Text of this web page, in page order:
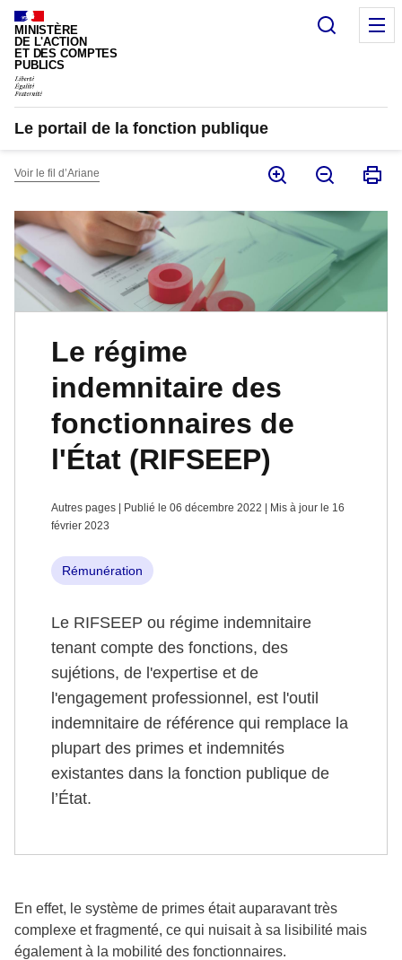
Panneau de gestion des cookies
MINISTÈRE
DE L'ACTION
ET DES COMPTES
PUBLICS
Le portail de la fonction publique
Voir le fil d’Ariane
Le régime
indemnitaire des
fonctionnaires de
l'État (RIFSEEP)
Autres pages | Publié le 06 décembre 2022 | Mis à jour le 16
février 2023
Rémunération
Le RIFSEEP ou régime indemnitaire
tenant compte des fonctions, des
sujétions, de l'expertise et de
l'engagement professionnel, est l'outil
indemnitaire de référence qui remplace la
plupart des primes et indemnités
existantes dans la fonction publique de
l’État.
En effet, le système de primes était auparavant très
complexe et fragmenté, ce qui nuisait à sa lisibilité mais
également à la mobilité des fonctionnaires.